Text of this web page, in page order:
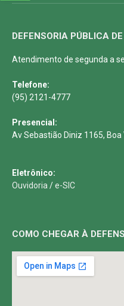
DEFENSORIA PÚBLICA
Atendimento de segunda a
Telefone:
(95) 2121-4777
Presencial:
Av Sebastião Diniz 1165, Boa
Eletrônico:
Ouvidoria /e-SIC
COMO CHEGAR À